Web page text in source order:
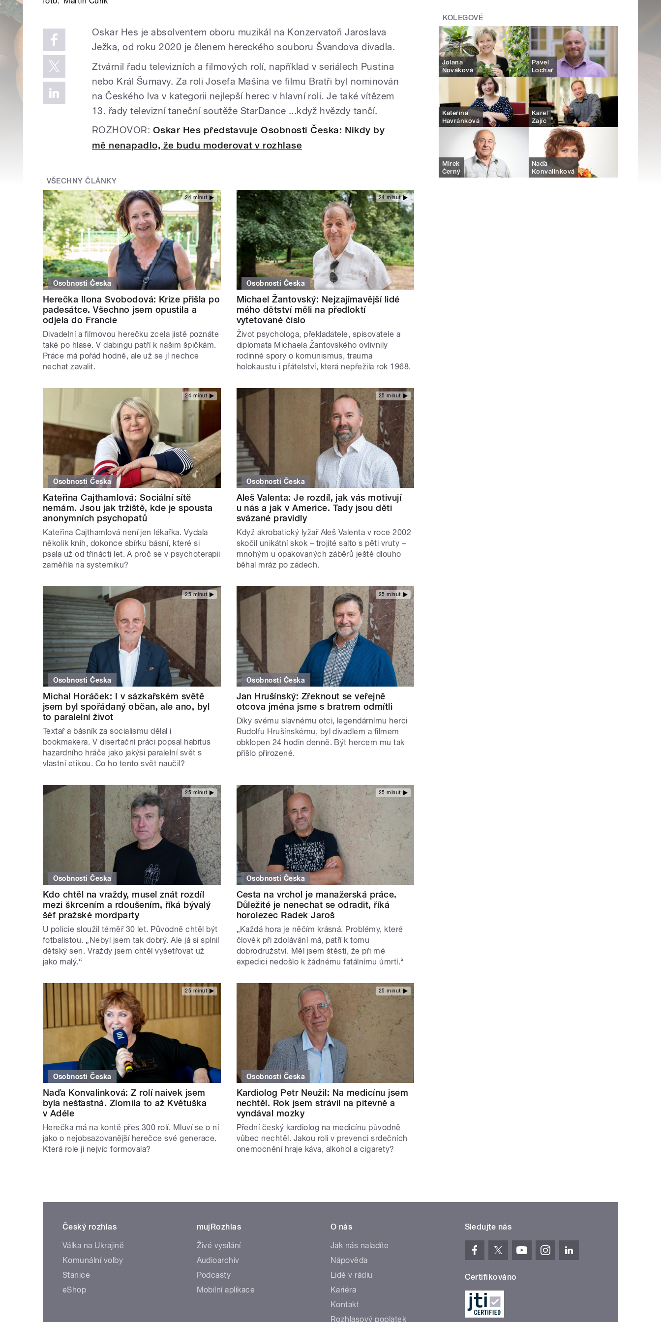
Oskar Hes je absolventem oboru muzikál na Konzervatoři Jaroslava
Ježka, od roku 2020 je členem hereckého souboru Švandova divadla.
Ztvárnil řadu televizních a filmových rolí, například v seriálech Pustina
nebo Král Šumavy. Za roli Josefa Mašína ve filmu Bratři byl nominován
na Českého lva v kategorii nejlepší herec v hlavní roli. Je také vítězem
13. řady televizní taneční soutěže StarDance ...když hvězdy tančí.
ROZHOVOR: Oskar Hes představuje Osobnosti Česka: Nikdy by
mě nenapadlo, že budu moderovat v rozhlase
VŠECHNY ČLÁNKY
24 minut
Osobnosti Česka
Herečka Ilona Svobodová: Krize přišla po
padesátce. Všechno jsem opustila a
odjela do Francie
Divadelní a filmovou herečku zcela jistě poznáte
také po hlase. V dabingu patří k našim špičkám.
Práce má pořád hodně, ale už se jí nechce
nechat zavalit.
24 minut
Osobnosti Česka
Michael Žantovský: Nejzajímavější lidé
mého dětství měli na předloktí
vytetované číslo
Život psychologa, překladatele, spisovatele a
diplomata Michaela Žantovského ovlivnily
rodinné spory o komunismus, trauma
holokaustu i přátelství, která nepřežila rok 1968.
24 minut
Osobnosti Česka
Kateřina Cajthamlová: Sociální sítě
nemám. Jsou jak tržiště, kde je spousta
anonymních psychopatů
Kateřina Cajthamlová není jen lékařka. Vydala
několik knih, dokonce sbírku básní, které si
psala už od třinácti let. A proč se v psychoterapii
zaměřila na systemiku?
25 minut
Osobnosti Česka
Aleš Valenta: Je rozdíl, jak vás motivují
u nás a jak v Americe. Tady jsou děti
svázané pravidly
Když akrobatický lyžař Aleš Valenta v roce 2002
skočil unikátní skok – trojité salto s pěti vruty –
mnohým u opakovaných záběrů ještě dlouho
běhal mráz po zádech.
25 minut
Osobnosti Česka
Michal Horáček: I v sázkařském světě
jsem byl spořádaný občan, ale ano, byl
to paralelní život
Textař a básník za socialismu dělal i
bookmakera. V disertační práci popsal habitus
hazardního hráče jako jakýsi paralelní svět s
vlastní etikou. Co ho tento svět naučil?
25 minut
Osobnosti Česka
Jan Hrušínský: Zřeknout se veřejně
otcova jména jsme s bratrem odmítli
Díky svému slavnému otci, legendárnímu herci
Rudolfu Hrušínskému, byl divadlem a filmem
obklopen 24 hodin denně. Být hercem mu tak
přišlo přirozené.
25 minut
Osobnosti Česka
Kdo chtěl na vraždy, musel znát rozdíl
mezi škrcením a rdoušením, říká bývalý
šéf pražské mordparty
U policie sloužil téměř 30 let. Původně chtěl být
fotbalistou. „Nebyl jsem tak dobrý. Ale já si splnil
dětský sen. Vraždy jsem chtěl vyšetřovat už
jako malý.“
25 minut
Osobnosti Česka
Cesta na vrchol je manažerská práce.
Důležité je nenechat se odradit, říká
horolezec Radek Jaroš
„Každá hora je něčím krásná. Problémy, které
člověk při zdolávání má, patří k tomu
dobrodružství. Měl jsem štěstí, že při mé
expedici nedošlo k žádnému fatálnímu úmrtí.“
25 minut
Osobnosti Česka
Naďa Konvalinková: Z rolí naivek jsem
byla nešťastná. Zlomila to až Květuška
v Adéle
Herečka má na kontě přes 300 rolí. Mluví se o ní
jako o nejobsazovanější herečce své generace.
Která role ji nejvíc formovala?
25 minut
Osobnosti Česka
Kardiolog Petr Neužil: Na medicínu jsem
nechtěl. Rok jsem strávil na pitevně a
vyndával mozky
Přední český kardiolog na medicínu původně
vůbec nechtěl. Jakou roli v prevenci srdečních
onemocnění hraje káva, alkohol a cigarety?
KOLEGOVÉ
Jolana
Nováková
Pavel
Lochař
Kateřina
Havránková
Karel
Zajíc
Mirek
Černý
Naďa
Konvalinková
Český rozhlas
Válka na Ukrajině
Komunální volby
Stanice
eShop
mujRozhlas
Živé vysílání
Audioarchiv
Podcasty
Mobilní aplikace
O nás
Jak nás naladíte
Nápověda
Lidé v rádiu
Kariéra
Kontakt
Rozhlasový poplatek
Sledujte nás
Certifikováno